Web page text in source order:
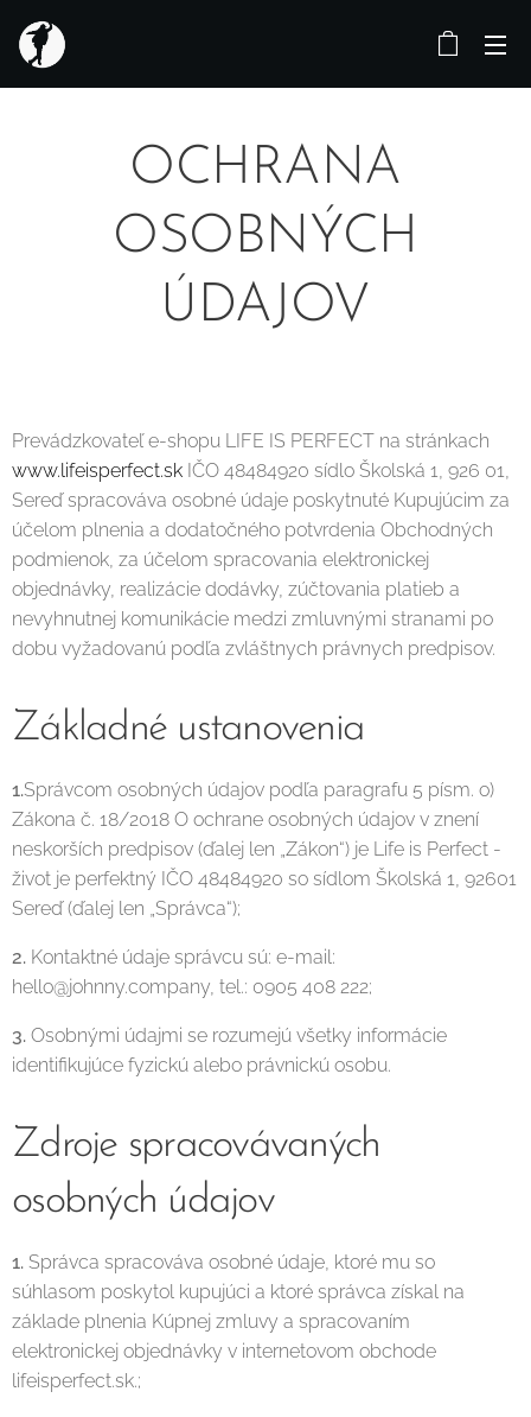
OCHRANA
OSOBNÝCH
ÚDAJOV
Prevádzkovateľ e-shopu LIFE IS PERFECT na stránkach
www.lifeisperfect.sk IČO 48484920 sídlo Školská 1, 926 01,
Sereď spracováva osobné údaje poskytnuté Kupujúcim za
účelom plnenia a dodatočného potvrdenia Obchodných
podmienok, za účelom spracovania elektronickej
objednávky, realizácie dodávky, zúčtovania platieb a
nevyhnutnej komunikácie medzi zmluvnými stranami po
dobu vyžadovanú podľa zvláštnych právnych predpisov.
Základné ustanovenia
1.Správcom osobných údajov podľa paragrafu 5 písm. o)
Zákona č. 18/2018 O ochrane osobných údajov v znení
neskorších predpisov (ďalej len „Zákon“) je Life is Perfect -
život je perfektný IČO 48484920 so sídlom Školská 1, 92601
Sereď (ďalej len „Správca“);
2. Kontaktné údaje správcu sú: e-mail:
hello@johnny.company, tel.: 0905 408 222;
3. Osobnými údajmi se rozumejú všetky informácie
identifikujúce fyzickú alebo právnickú osobu.
Zdroje spracovávaných
osobných údajov
1. Správca spracováva osobné údaje, ktoré mu so
súhlasom poskytol kupujúci a ktoré správca získal na
základe plnenia Kúpnej zmluvy a spracovaním
elektronickej objednávky v internetovom obchode
lifeisperfect.sk.;